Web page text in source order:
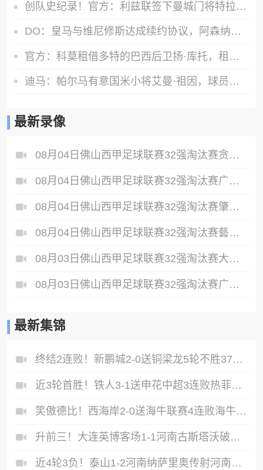
创队史纪录！官方：利兹联签下曼城门将特拉福德，总价4500万镑
DO：皇马与维尼修斯达成续约协议，阿森纳方面的追求将结束
官方：科莫租借多特的巴西后卫扬·库托，租期一个赛季
迪马：帕尔马有意国米小将艾曼·祖因，球员此前和阿斯科利谈判
最新录像
08月04日佛山西甲足球联赛32强淘汰赛贪玩游戏VS美的薪火全场录像
08月04日佛山西甲足球联赛32强淘汰赛广东西南建设VS香港圣徒全场录像
08月04日佛山西甲足球联赛32强淘汰赛肇庆恒骏成VS三七互娱全场录像
08月04日佛山西甲足球联赛32强淘汰赛藝品高國際VS湛江狂狼·粵辉能源全场录像
08月03日佛山西甲足球联赛32强淘汰赛大塘控股VS茂名市点都得全场录像
08月03日佛山西甲足球联赛32强淘汰赛广东凤铝VS湛江八部科技全场录像
最新集锦
终结2连败！新鹏城2-0送铜梁龙5轮不胜37岁姜至鹏破门韦斯利建功
近3轮首胜！铁人3-1送申花中超3连败热菲尼奥双响邦本宜裕传射
笑傲德比！西海岸2-0送海牛联赛4连败海牛仍垫底西海岸升至第二
升前三！大连英博客场1-1河南古斯塔沃破门19岁杨铭锐替补扳平
近4轮3负！泰山1-2河南纳萨里奥传射河南终结17年客场不胜泰山